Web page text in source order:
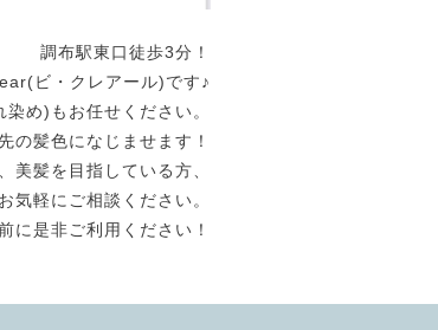
調布駅東口徒歩3分！
ビ・クレアール)です♪
め)もお任せください。
の髪色になじませます！
美髪を目指している方、
気軽にご相談ください。
に是非ご利用ください！